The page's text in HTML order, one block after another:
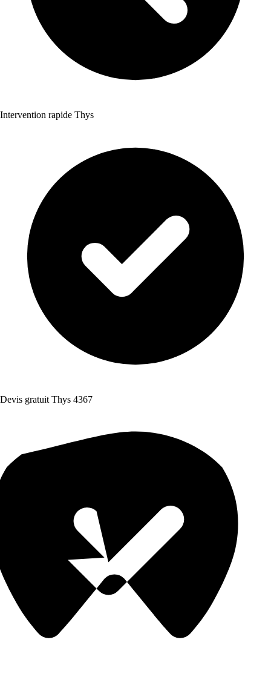
Intervention rapide Thys
Devis gratuit Thys 4367